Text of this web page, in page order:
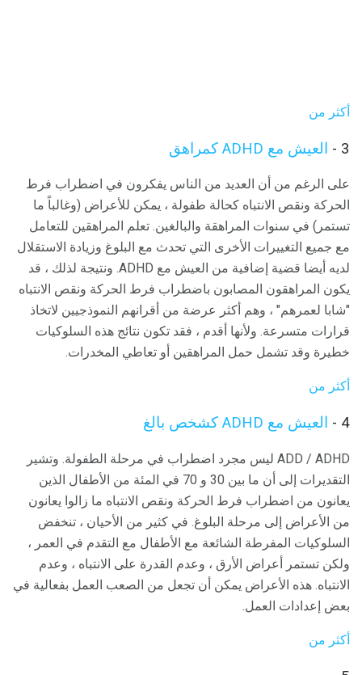
أكثر من
3 - العيش مع ADHD كمراهق
على الرغم من أن العديد من الناس يفكرون في اضطراب فرط
الحركة ونقص الانتباه كحالة طفولة ، يمكن للأعراض (وغالباً ما
تستمر) في سنوات المراهقة والبالغين. تعلم المراهقين للتعامل
مع جميع التغييرات الأخرى التي تحدث مع البلوغ وزيادة الاستقلال
لديه أيضا قضية إضافية من العيش مع ADHD. ونتيجة لذلك ، قد
يكون المراهقون المصابون باضطراب فرط الحركة ونقص الانتباه
"شابا لعمرهم" ، وهم أكثر عرضة من أقرانهم النموذجيين لاتخاذ
قرارات متسرعة. ولأنها أقدم ، فقد تكون نتائج هذه السلوكيات
خطيرة وقد تشمل حمل المراهقين أو تعاطي المخدرات.
أكثر من
4 - العيش مع ADHD كشخص بالغ
ADD / ADHD ليس مجرد اضطراب في مرحلة الطفولة. وتشير
التقديرات إلى أن ما بين 30 و 70 في المئة من الأطفال الذين
يعانون من اضطراب فرط الحركة ونقص الانتباه ما زالوا يعانون
من الأعراض إلى مرحلة البلوغ. في كثير من الأحيان ، تنخفض
السلوكيات المفرطة الشائعة مع الأطفال مع التقدم في العمر ،
ولكن تستمر أعراض الأرق ، وعدم القدرة على الانتباه ، وعدم
الانتباه. هذه الأعراض يمكن أن تجعل من الصعب العمل بفعالية في
بعض إعدادات العمل.
أكثر من